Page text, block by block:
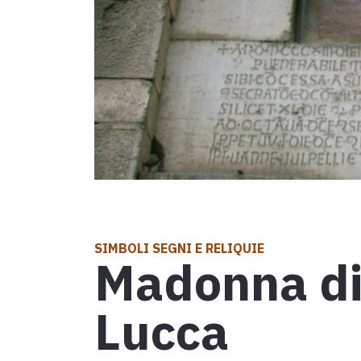
Tappa 30:
D'INTERESSE TURISTICO
Attrazioni
D'INTERESSE RELIGIOSO
Comunità d'incontro interculturale
SIMBOLI SEGNI E RELIQUIE
Madonna
Lucca